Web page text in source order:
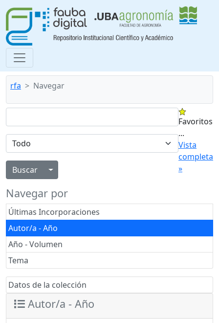
rfa Navegar
Alternar menú desplegable
Favoritos
...
Vista
completa
»
Navegar por
Últimas Incorporaciones
Autor/a - Año
Año - Volumen
Tema
Datos de la colección
Autor/a - Año